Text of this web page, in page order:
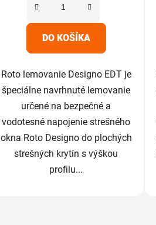
DO KOŠÍKA
Roto lemovanie Designo EDT je
špeciálne navrhnuté lemovanie
určené na bezpečné a
vodotesné napojenie strešného
okna Roto Designo do plochých
strešných krytín s výškou
profilu...